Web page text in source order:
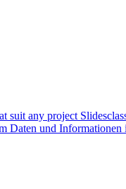
suit any project
Daten und